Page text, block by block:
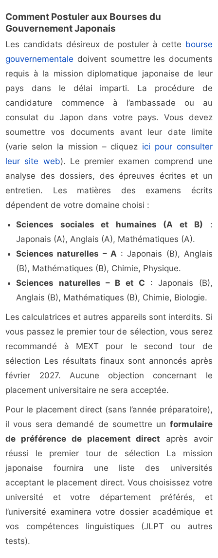
Comment Postuler aux Bourses du
Gouvernement Japonais
Les candidats désireux de postuler à cette bourse
gouvernementale doivent soumettre les documents
requis à la mission diplomatique japonaise de leur
pays dans le délai imparti. La procédure de
candidature commence à l’ambassade ou au
consulat du Japon dans votre pays. Vous devez
soumettre vos documents avant leur date limite
(varie selon la mission – cliquez ici pour consulter
leur site web). Le premier examen comprend une
analyse des dossiers, des épreuves écrites et un
entretien. Les matières des examens écrits
dépendent de votre domaine choisi :
Sciences sociales et humaines (A et B) :
Japonais (A), Anglais (A), Mathématiques (A).
Sciences naturelles – A: Japonais (B), Anglais
(B), Mathématiques (B), Chimie, Physique.
Sciences naturelles – B et C : Japonais (B),
Anglais (B), Mathématiques (B), Chimie, Biologie.
Les calculatrices et autres appareils sont interdits. Si
vous passez le premier tour de sélection, vous serez
recommandé à MEXT pour le second tour de
sélection Les résultats finaux sont annoncés après
février 2027. Aucune objection concernant le
placement universitaire ne sera acceptée.
Pour le placement direct (sans l’année préparatoire),
il vous sera demandé de soumettre un formulaire
de préférence de placement direct après avoir
réussi le premier tour de sélection La mission
japonaise fournira une liste des universités
acceptant le placement direct. Vous choisissez votre
université et votre département préférés, et
l’université examinera votre dossier académique et
vos compétences linguistiques (JLPT ou autres
tests).